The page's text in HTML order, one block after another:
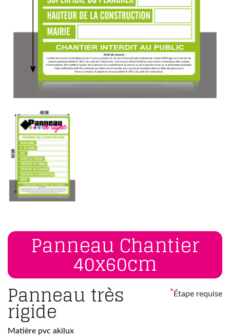
Panneau Chantier
40x60cm
*Étape requise
Panneau très
rigide
Matière pvc akilux